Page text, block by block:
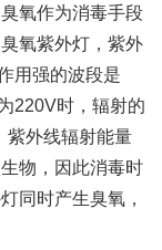
氧作为消毒手段
氧紫外灯，紫外
用强的波段是
220V时，辐射的
紫外线辐射能量
物，因此消毒时
同时产生臭氧，